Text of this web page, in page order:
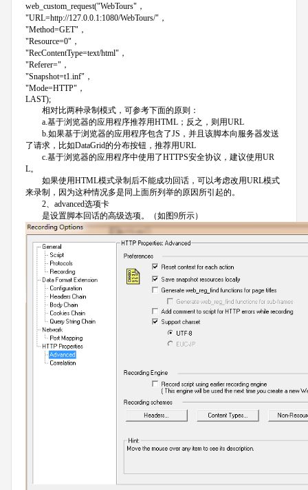
web_custom_request("WebTours"，
"URL=http://127.0.0.1:1080/WebTours/"，
"Method=GET"，
"Resource=0"，
"RecContentType=text/html"，
"Referer="，
"Snapshot=t1.inf"，
"Mode=HTTP"，
LAST);
相对比两种录制模式，可参考下面的原则：
a.基于浏览器的应用程序推荐用HTML；反之，则用URL
b.如果基于浏览器的应用程序包含了JS，并且该脚本向服务器发送
了请求，比如DataGrid的分布按钮，推荐用URL
c.基于浏览器的应用程序中使用了HTTPS安全协议，建议使用UR
L。
如果使用HTML模式录制后不能成功回话，可以考虑改用URL模式
来录制，因为这种情况多是同上面所列举的原因所引起的。
2、advanced选项卡
是设置脚本回话的高级选项。（如图9所示）